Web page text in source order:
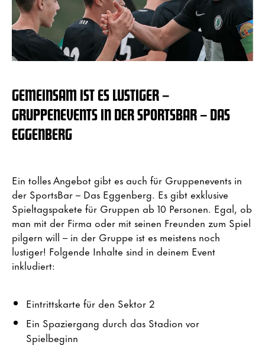
GEMEINSAM IST ES LUSTIGER –
GRUPPENEVENTS IN DER SPORTSBAR – DAS
EGGENBERG
Ein tolles Angebot gibt es auch für Gruppenevents in
der SportsBar – Das Eggenberg. Es gibt exklusive
Spieltagspakete für Gruppen ab 10 Personen. Egal, ob
man mit der Firma oder mit seinen Freunden zum Spiel
pilgern will – in der Gruppe ist es meistens noch
lustiger! Folgende Inhalte sind in deinem Event
inkludiert:
Eintrittskarte für den Sektor 2
Ein Spaziergang durch das Stadion vor
Spielbeginn